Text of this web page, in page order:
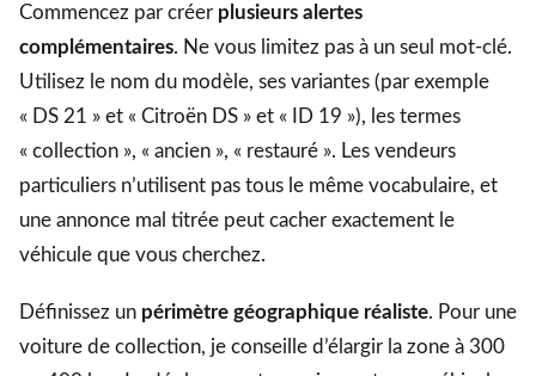
Commencez par créer plusieurs alertes
complémentaires. Ne vous limitez pas à un seul mot-clé.
Utilisez le nom du modèle, ses variantes (par exemple
« DS 21 » et « Citroën DS » et « ID 19 »), les termes
« collection », « ancien », « restauré ». Les vendeurs
particuliers n’utilisent pas tous le même vocabulaire, et
une annonce mal titrée peut cacher exactement le
véhicule que vous cherchez.
Définissez un périmètre géographique réaliste. Pour une
voiture de collection, je conseille d’élargir la zone à 300